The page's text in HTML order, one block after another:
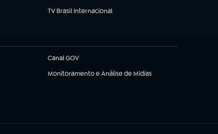
TV Brasil Internacional
(abre em nova aba)
Canal GOV
(abre em nova aba)
Monitoramento e Análise de Mídias
(abre em nova aba)